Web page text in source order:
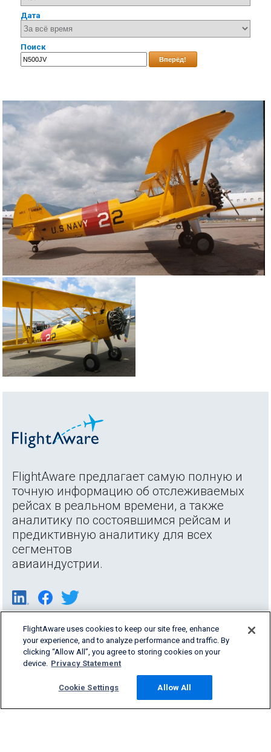
Дата
Поиск
Вперёд!
FlightAware предлагает самую полную и
точную информацию об отслеживаемых
рейсах в реальном времени, а также
аналитику по состоявшимся рейсам и
предиктивную аналитику для всех
сегментов
авиаиндустрии.
Products & Services
FlightAware uses cookies to keep our site free, enhance
your experience, and to analyze performance and traffic. By
clicking “Allow All”, you agree to storing cookies on your
device. Privacy Statement
Cookie Settings Allow All